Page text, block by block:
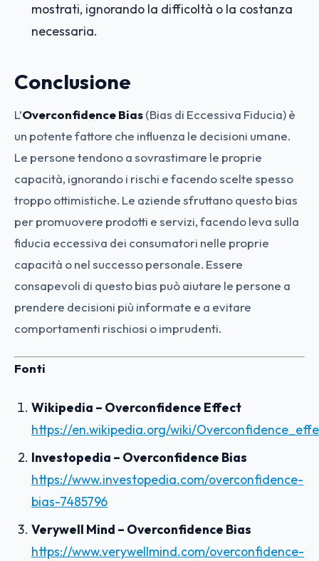
mostrati, ignorando la difficoltà o la costanza
necessaria.
Conclusione
L’Overconfidence Bias(Bias di Eccessiva Fiducia) è
un potente fattore che influenza le decisioni umane.
Le persone tendono a sovrastimare le proprie
capacità, ignorando i rischi e facendo scelte spesso
troppo ottimistiche. Le aziende sfruttano questo bias
per promuovere prodotti e servizi, facendo leva sulla
fiducia eccessiva dei consumatori nelle proprie
capacità o nel successo personale. Essere
consapevoli di questo bias può aiutare le persone a
prendere decisioni più informate e a evitare
comportamenti rischiosi o imprudenti.
Fonti
Wikipedia – Overconfidence Effect
https://en.wikipedia.org/wiki/
Investopedia – Overconfidence Bias
https://www.investopedia.com/overconfidence-
bias-7485796
Verywell Mind – Overconfidence Bias
https://www.verywellmind.com/overconfidence-